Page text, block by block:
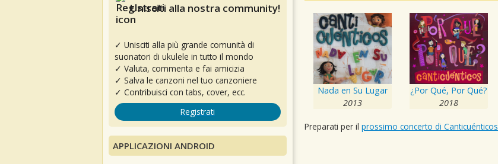
Nada en Su Lugar
2013
¿Por Qué, Por Qué?
2018
Preparati per il prossimo concerto di Canticuénticos
Unisciti alla nostra community!
✓ Unisciti alla più grande comunità di
suonatori di ukulele in tutto il mondo
✓ Valuta, commenta e fai amicizia
✓ Salva le canzoni nel tuo canzoniere
✓ Contribuisci con tabs, cover, ecc.
Registrati
APPLICAZIONI ANDROID